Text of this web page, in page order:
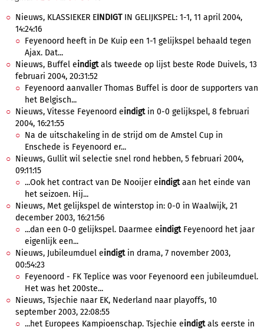
Nieuws, KLASSIEKER EINDIGTIN GELIJKSPEL: 1-1, 11 april 2004,
14:24:16
Feyenoord heeft in De Kuip een 1-1 gelijkspel behaald tegen
Ajax. Dat...
Nieuws, Buffel eindigtals tweede op lijst beste Rode Duivels, 13
februari 2004, 20:31:52
Feyenoord aanvaller Thomas Buffel is door de supporters van
het Belgisch...
Nieuws, Vitesse Feyenoord eindigtin 0-0 gelijkspel, 8 februari
2004, 16:21:55
Na de uitschakeling in de strijd om de Amstel Cup in
Enschede is Feyenoord er...
Nieuws, Gullit wil selectie snel rond hebben, 5 februari 2004,
09:11:15
...Ook het contract van De Nooijer eindigtaan het einde van
het seizoen. Hij...
Nieuws, Met gelijkspel de winterstop in: 0-0 in Waalwijk, 21
december 2003, 16:21:56
...dan een 0-0 gelijkspel. Daarmee eindigtFeyenoord het jaar
eigenlijk een...
Nieuws, Jubileumduel eindigtin drama, 7 november 2003,
00:54:23
Feyenoord - FK Teplice was voor Feyenoord een jubileumduel.
Het was het 200ste...
Nieuws, Tsjechie naar EK, Nederland naar playoffs, 10
september 2003, 22:08:55
...het Europees Kampioenschap. Tsjechie eindigtals eerste in